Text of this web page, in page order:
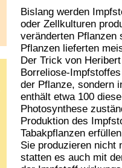
Bislang werden
oder Zellkulturen
veränderten Pflanzen
Pflanzen lieferten
Der Trick von
Borreliose-
der Pflanze, sondern
enthält etwa 100
Photosynthese
Produktion des
Tabakpflanzen
Sie produzieren nicht
statten es auch mit